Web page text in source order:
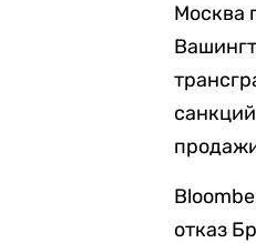
Москва
отказ